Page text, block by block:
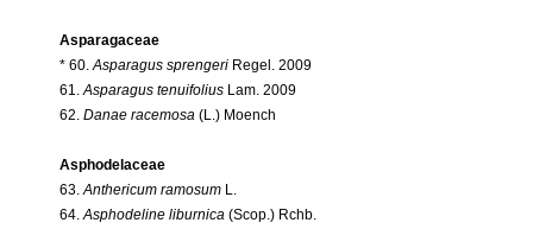
Asparagaceae
* 60.Asparagus sprengeri Regel. 2009
61.Asparagus tenuifolius Lam. 2009
62. Danae racemosa (L.) Moench
Asphodelaceae
63.Anthericum ramosum L.
64.Asphodeline liburnica (Scop.) Rchb.